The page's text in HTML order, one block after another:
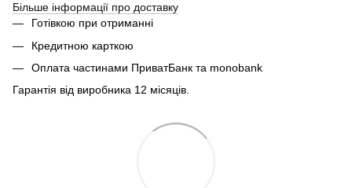
Більше інформації про доставку
Готівкою при отриманні
Кредитною карткою
Оплата частинами ПриватБанк та monobank
Гарантія від виробника 12 місяців.